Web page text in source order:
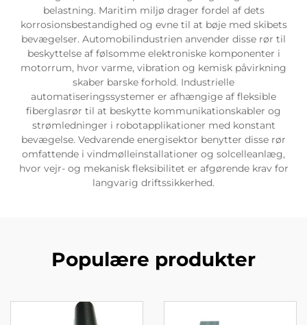
belastning. Maritim miljø drager fordel af dets
korrosionsbestandighed og evne til at bøje med skibets
bevægelser. Automobilindustrien anvender disse rør til
beskyttelse af følsomme elektroniske komponenter i
motorrum, hvor varme, vibration og kemisk påvirkning
skaber barske forhold. Industrielle
automatiseringssystemer er afhængige af fleksible
fiberglasrør til at beskytte kommunikationskabler og
strømledninger i robotapplikationer med konstant
bevægelse. Vedvarende energisektor benytter disse rør
omfattende i vindmølleinstallationer og solcelleanlæg,
hvor vejr- og mekanisk fleksibilitet er afgørende krav for
langvarig driftssikkerhed.
Populære produkter